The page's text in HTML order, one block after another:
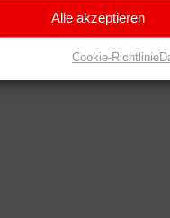
Alle akzeptieren
Cookie-Richtlinie